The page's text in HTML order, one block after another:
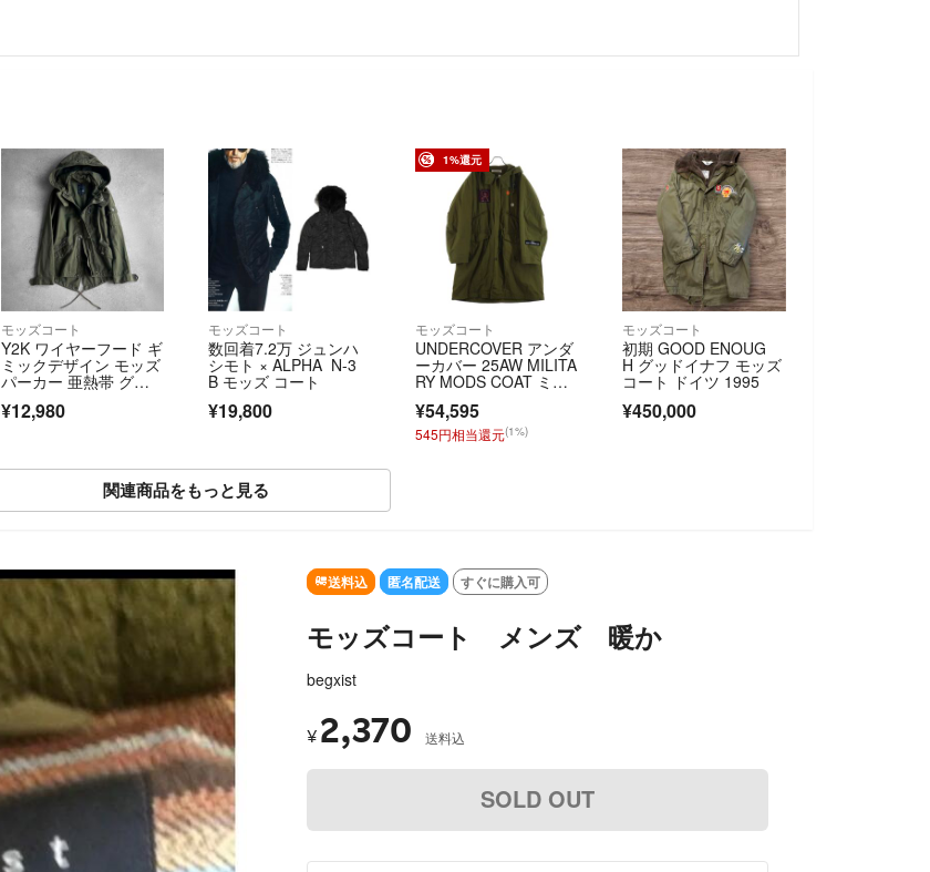
モッズコート
Y2K ワイヤーフード ギ
ミックデザイン モッズ
パーカー 亜熱帯 グラ
ンジ 平成
¥12,980
モッズコート
数回着7.2万 ジュンハ
シモト × ALPHA N-3
B モッズ コート
¥19,800
1%還元
モッズコート
UNDERCOVER アンダ
ーカバー 25AW MILITA
RY MODS COAT ミリ
タリーモッズコート フ
ード付きジャケット カ
ーキ
¥54,595
545円相当還元(1%)
モッズコート
初期 GOOD ENOUG
H グッドイナフ モッズ
コート ドイツ 1995
¥450,000
関連商品をもっと見る
SOLD OUT
送料込 匿名配送 すぐに購入可
モッズコート メンズ 暖か
begxist
¥ 2,370 送料込
SOLD OUT